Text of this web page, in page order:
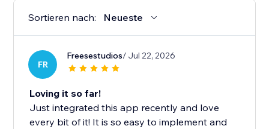
Sortieren nach: Neueste
FR
Freesestudios/ Jul 22, 2026
Loving it so far!
Just integrated this app recently and love
every bit of it! It is so easy to implement and